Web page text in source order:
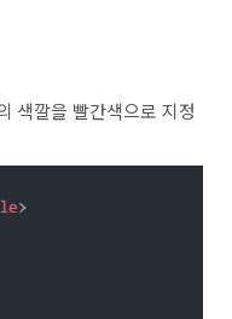
색깔을 빨간색으로 지정